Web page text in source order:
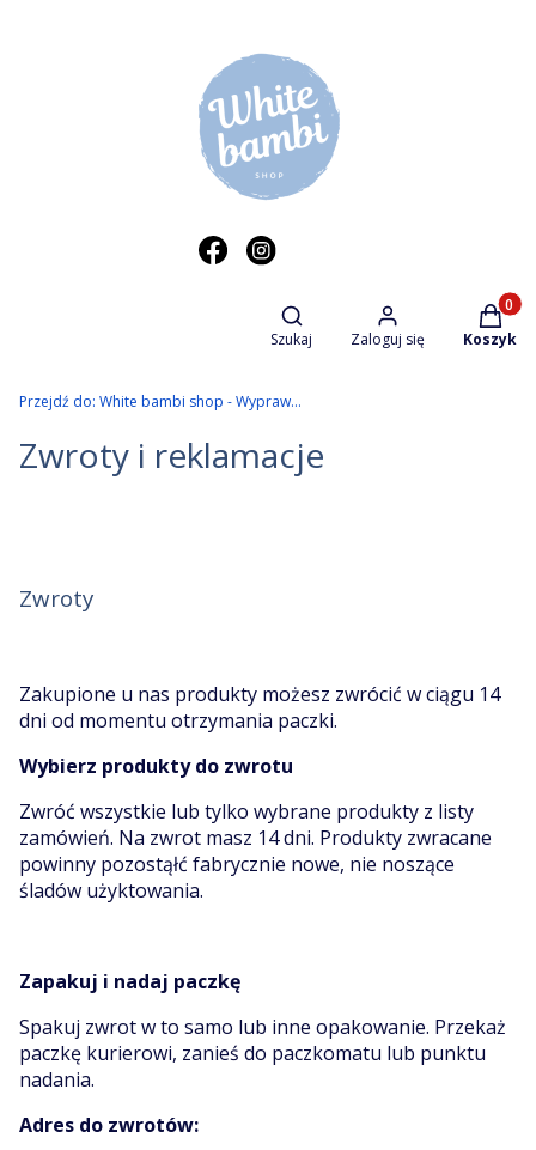
Otwórz wyszukiwarkę
Szukaj Zaloguj się Koszyk
Przejdź do: White bambi shop - Wyprawka dziecięca
Zwroty i reklamacje
Zwroty
Zakupione u nas produkty możesz zwrócić w ciągu 14
dni od momentu otrzymania paczki.
Wybierz produkty do zwrotu
Zwróć wszystkie lub tylko wybrane produkty z listy
zamówień. Na zwrot masz 14 dni. Produkty zwracane
powinny pozostąłć fabrycznie nowe, nie noszące
śladów użyktowania.
Zapakuj i nadaj paczkę
Spakuj zwrot w to samo lub inne opakowanie. Przekaż
paczkę kurierowi, zanieś do paczkomatu lub punktu
nadania.
Adres do zwrotów: